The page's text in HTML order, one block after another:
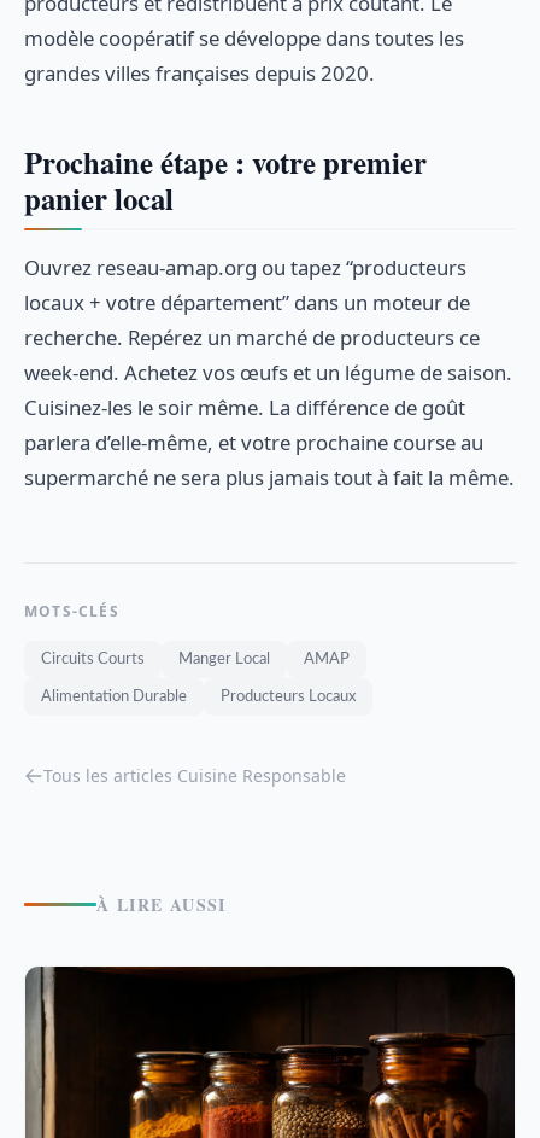
modèle coopératif se développe dans toutes les
grandes villes françaises depuis 2020.
Prochaine étape : votre premier
panier local
Ouvrez reseau-amap.org ou tapez “producteurs
locaux + votre département” dans un moteur de
recherche. Repérez un marché de producteurs ce
week-end. Achetez vos œufs et un légume de saison.
Cuisinez-les le soir même. La différence de goût
parlera d’elle-même, et votre prochaine course au
supermarché ne sera plus jamais tout à fait la même.
MOTS-CLÉS
Circuits Courts Manger Local AMAP
Alimentation Durable Producteurs Locaux
Tous les articles Cuisine Responsable
À LIRE AUSSI